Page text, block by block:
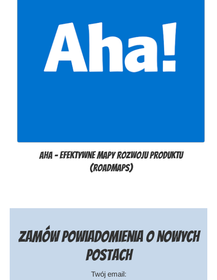
Aha – efektywne mapy rozwoju produktu
(roadmaps)
Zamów powiadomienia o nowych
postach
Twój email: